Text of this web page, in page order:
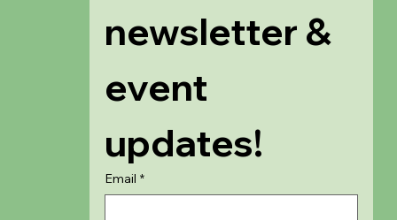
newsletter &
event
updates!
Email *